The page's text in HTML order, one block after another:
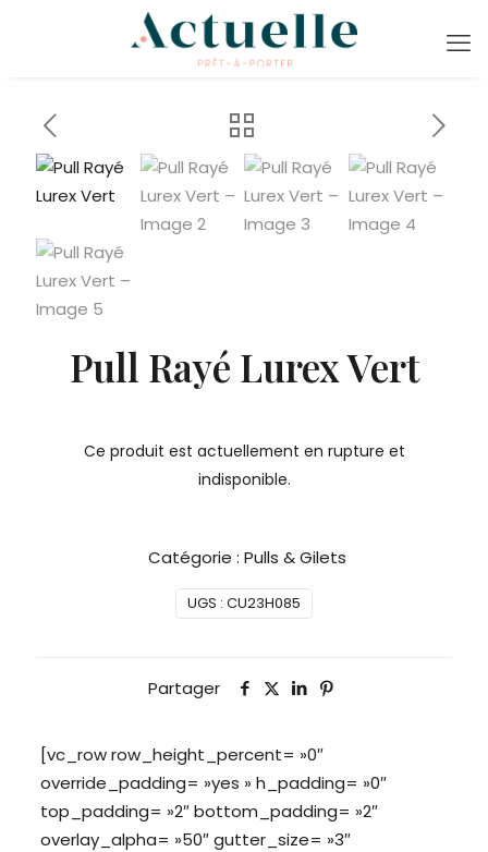
Pull Rayé Lurex Vert
Ce produit est actuellement en rupture et
indisponible.
UGS : CU23H085
Catégorie : Pulls & Gilets
Partager
[vc_row row_height_percent= »0″
override_padding= »yes » h_padding= »0″
top_padding= »2″ bottom_padding= »2″
overlay_alpha= »50″ gutter_size= »3″